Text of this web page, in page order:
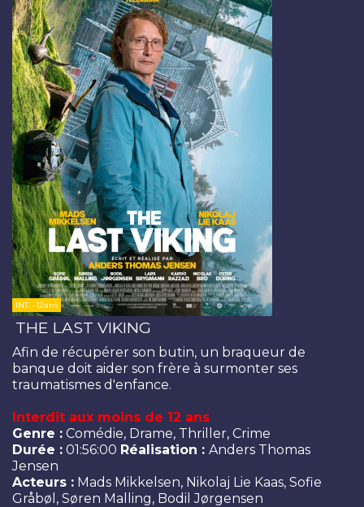
INT. -12ans
THE LAST VIKING
Afin de récupérer son butin, un braqueur de
banque doit aider son frère à surmonter ses
traumatismes d'enfance.
Interdit aux moins de 12 ans
Genre : Comédie, Drame, Thriller, Crime
Durée : 01:56:00 Réalisation : Anders Thomas
Jensen
Acteurs : Mads Mikkelsen, Nikolaj Lie Kaas, Sofie
Gråbøl, Søren Malling, Bodil Jørgensen